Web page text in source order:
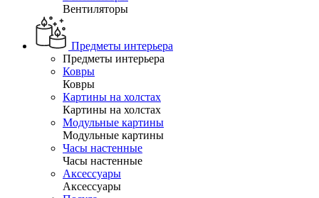
Вентиляторы
Предметы интерьера
Предметы интерьера
Ковры
Ковры
Картины на холстах
Картины на холстах
Модульные картины
Модульные картины
Часы настенные
Часы настенные
Аксессуары
Аксессуары